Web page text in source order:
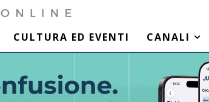
CULTURA ED EVENTI CANALI